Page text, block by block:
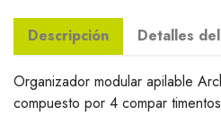
Descripción Detalles
Organizador modular apilable
compuesto por 4 compar